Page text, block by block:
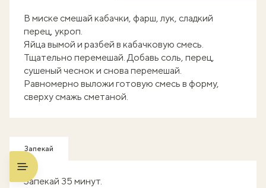
В миске смешай кабачки, фарш, лук, сладкий
перец, укроп.
Яйца вымой и разбей в кабачковую смесь.
Тщательно перемешай. Добавь соль, перец,
сушеный чеснок и снова перемешай.
Равномерно выложи готовую смесь в форму,
сверху смажь сметаной.
Запекай
Запекай 35 минут.